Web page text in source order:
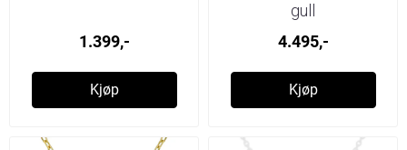
1.399,-
Kjøp
gull
4.495,-
Kjøp